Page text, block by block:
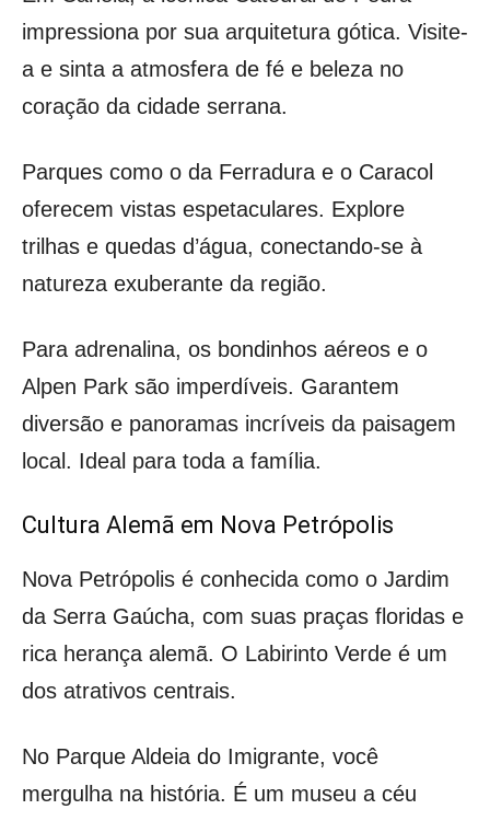
impressiona por sua arquitetura gótica. Visite-
a e sinta a atmosfera de fé e beleza no
coração da cidade serrana.
Parques como o da Ferradura e o Caracol
oferecem vistas espetaculares. Explore
trilhas e quedas d’água, conectando-se à
natureza exuberante da região.
Para adrenalina, os bondinhos aéreos e o
Alpen Park são imperdíveis. Garantem
diversão e panoramas incríveis da paisagem
local. Ideal para toda a família.
Cultura Alemã em Nova Petrópolis
Nova Petrópolis é conhecida como o Jardim
da Serra Gaúcha, com suas praças floridas e
rica herança alemã. O Labirinto Verde é um
dos atrativos centrais.
No Parque Aldeia do Imigrante, você
mergulha na história. É um museu a céu